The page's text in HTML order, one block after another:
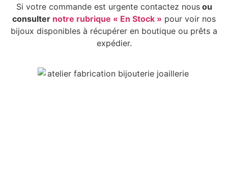
Si votre commande est urgente contactez nousou
consulter notre rubrique « En Stock » pour voir nos
bijoux disponibles à récupérer en boutique ou prêts a
expédier.